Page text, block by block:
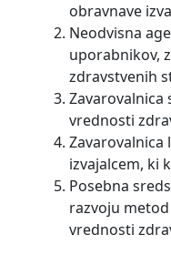
obravnave
Neodvisna
uporabnikov,
zdravstvenih
Zavarovalnica
vrednosti
Zavarovalnica
izvajalcem, ki
Posebna
razvoju
vrednosti